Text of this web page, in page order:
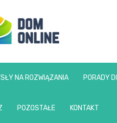
NA ROZWIĄZANIA PORADY
POZOSTAŁE KONTAKT